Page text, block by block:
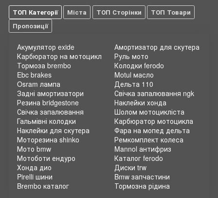
ТОП Категорії Міста ТОП Сторінки
ТОП Товари
Пропозиції
Акумулятор exide
Карбюратор на мотоцикл
Тормоза brembo
Ebc brakes
Osram лампа
Задні амортизатори
Резина bridgestone
Свічка запалювання
Амортизатор для скутера
Руль мото
Колодки ferodo
Motul масло
Дельта 110
Свічка запалювання ngk
Наклейки хонда
Шолом мотоцикліста
Гальмівні колодки
Наклейки для скутера
Моторезина shinko
Мото bmw
Мотоботи ендуро
Хонда дио
Pirelli шини
Brembo каталог
Карбюратор мотоцикла
Фара на мопед дельта
Ремкомплект колеса
Mannol антифриз
Каталог ferodo
Диски trw
Bmw запчастини
Тормозна рідина